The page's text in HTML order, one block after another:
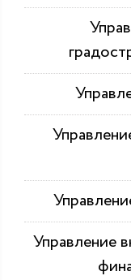
Управление